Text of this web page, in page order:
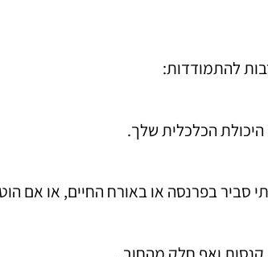
להתמודדות:
הכלכלית שלך.
סביר בפרנסה או באורח החיים, או אם